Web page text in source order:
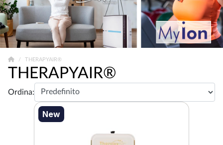
THERAPYAIR®
THERAPYAIR®
Ordina:
New